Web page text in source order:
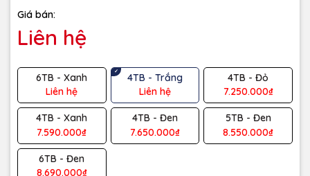
Giá bán:
Liên hệ
6TB - Xanh
Liên hệ
4TB - Trắng
Liên hệ
4TB - Đỏ
7.250.000₫
4TB - Xanh
7.590.000₫
4TB - Đen
7.650.000₫
5TB - Đen
8.550.000₫
6TB - Đen
8.690.000₫